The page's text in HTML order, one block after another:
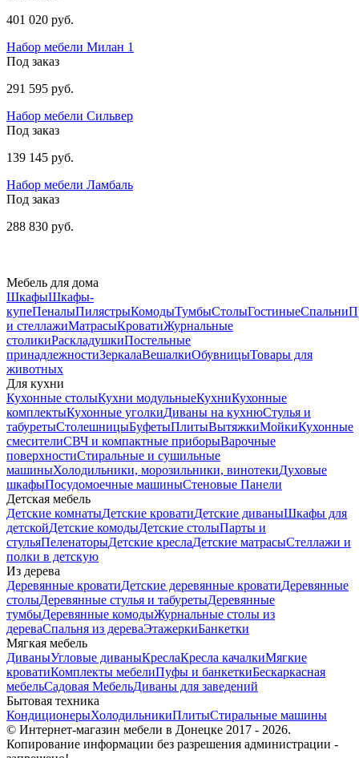
401 020 руб.
Набор мебели Милан 1
Под заказ
291 595 руб.
Набор мебели Сильвер
Под заказ
139 145 руб.
Набор мебели Ламбаль
Под заказ
288 830 руб.
Мебель для дома
ШкафыШкафы-
купеПеналыПилястрыКомодыТумбыСтолыГостиныеСпальни
и стеллажиМатрасыКроватиЖурнальные
столикиРаскладушкиПостельные
принадлежностиЗеркалаВешалкиОбувницыТовары для
животных
Для кухни
Кухонные столыКухни модульныеКухниКухонные
комплектыКухонные уголкиДиваны на кухнюСтулья и
табуретыСтолешницыБуфетыПлитыВытяжкиМойкиКухонные
смесителиСВЧ и компактные приборыВарочные
поверхностиСтиральные и сушильные
машиныХолодильники, морозильники, винотекиДуховые
шкафыПосудомоечные машиныСтеновые Панели
Детская мебель
Детские комнатыДетские кроватиДетские диваныШкафы для
детскойДетские комодыДетские столыПарты и
стульяПеленаторыДетские креслаДетские матрасыСтеллажи и
полки в детскую
Из дерева
Деревянные кроватиДетские деревянные кроватиДеревянные
столыДеревянные стулья и табуретыДеревянные
тумбыДеревянные комодыЖурнальные столы из
дереваСпальня из дереваЭтажеркиБанкетки
Мягкая мебель
ДиваныУгловые диваныКреслаКресла качалкиМягкие
кроватиКомплекты мебелиПуфы и банкеткиБескаркасная
мебельСадовая МебельДиваны для заведений
Бытовая техника
КондиционерыХолодильникиПлитыСтиральные машины
© Интернет-магазин мебели в Донецке 2017 - 2026.
Копирование информации без разрешения администрации -